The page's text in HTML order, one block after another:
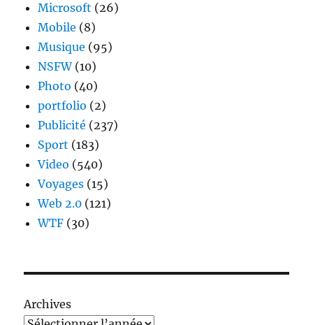
Microsoft (26)
Mobile (8)
Musique (95)
NSFW(10)
Photo (40)
portfolio (2)
Publicité (237)
Sport (183)
Video (540)
Voyages (15)
Web 2.0 (121)
WTF (30)
Archives